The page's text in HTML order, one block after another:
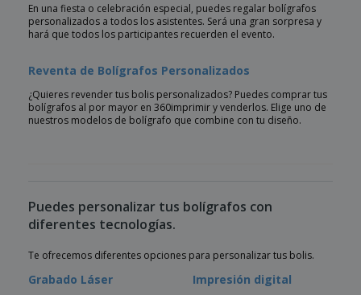
En una fiesta o celebración especial, puedes regalar bolígrafos
personalizados a todos los asistentes. Será una gran sorpresa y
hará que todos los participantes recuerden el evento.
Reventa de Bolígrafos Personalizados
¿Quieres revender tus bolis personalizados? Puedes comprar tus
bolígrafos al por mayor en 360imprimir y venderlos. Elige uno de
nuestros modelos de bolígrafo que combine con tu diseño.
Puedes personalizar tus bolígrafos con
diferentes tecnologías.
Te ofrecemos diferentes opciones para personalizar tus bolis.
Grabado Láser Impresión digital